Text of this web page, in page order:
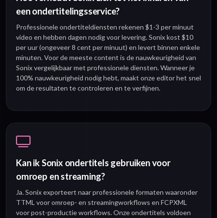
een ondertitelingsservice?
Professionele ondertiteldiensten rekenen $1-3 per minuut
video en hebben dagen nodig voor levering. Sonix kost $10
per uur (ongeveer 8 cent per minuut) en levert binnen enkele
minuten. Voor de meeste content is de nauwkeurigheid van
Sonix vergelijkbaar met professionele diensten. Wanneer je
100% nauwkeurigheid nodig hebt, maakt onze editor het snel
om de resultaten te controleren en te verfijnen.
Kan ik Sonix ondertitels gebruiken voor
omroep en streaming?
Ja. Sonix exporteert naar professionele formaten waaronder
TTML voor omroep- en streamingworkflows en FCPXML
voor post-productie workflows. Onze ondertitels voldoen